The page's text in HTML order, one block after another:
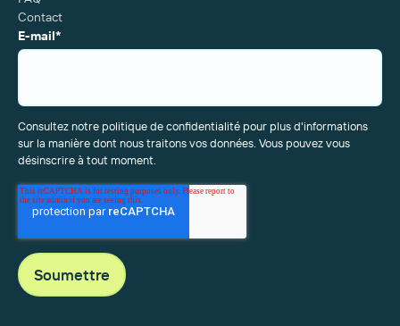
Contact
E-mail*
Consultez notre politique de confidentialité pour plus d'informations
sur la manière dont nous traitons vos données. Vous pouvez vous
désinscrire à tout moment.